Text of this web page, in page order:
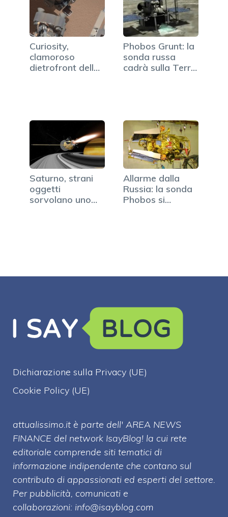
Curiosity,
clamoroso
dietrofront della
Phobos Grunt: la
sonda russa
cadrà sulla Terra
Saturno, strani
oggetti
sorvolano uno
Allarme dalla
Russia: la sonda
Phobos si
Dichiarazione sulla Privacy (UE)
Cookie Policy (UE)
attualissimo.it è parte dell' AREA NEWS
FINANCE del network IsayBlog! la cui rete
editoriale comprende siti tematici di
informazione indipendente che contano sul
contributo di appassionati ed esperti del settore.
Per pubblicità, comunicati e
collaborazioni: info@isayblog.com